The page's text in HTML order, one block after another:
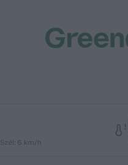
Szél: 6 km/h